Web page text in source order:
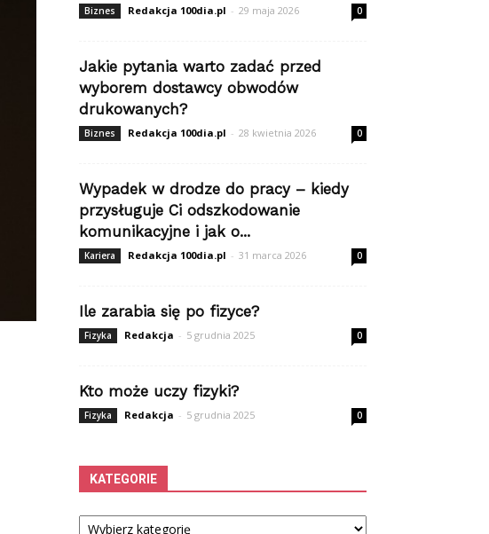
Biznes Redakcja 100dia.pl - 29 maja 2026 0
Jakie pytania warto zadać przed
wyborem dostawcy obwodów
drukowanych?
Biznes Redakcja 100dia.pl - 28 kwietnia 2026 0
Wypadek w drodze do pracy – kiedy
przysługuje Ci odszkodowanie
komunikacyjne i jak o...
Kariera Redakcja 100dia.pl - 31 marca 2026 0
Ile zarabia się po fizyce?
Fizyka Redakcja - 5 grudnia 2025 0
Kto może uczy fizyki?
Fizyka Redakcja - 5 grudnia 2025 0
KATEGORIE
Kategorie